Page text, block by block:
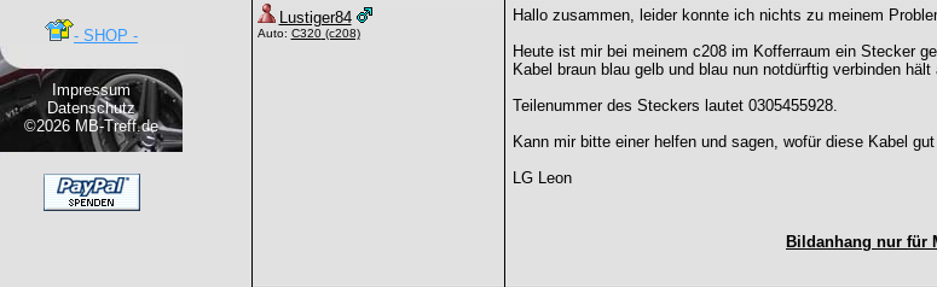
- SHOP -
Impressum
Datenschutz
©2026 MB-Treff.de
Lustiger84
Auto: C320(c208)
Hallo zusammen, leider konnte ich nichts zu meinem
Heute ist mir bei meinem c208 im Kofferraum ein Stecker
Kabel braun blau gelb und blau nun notdürftig verbinden hält
Teilenummer des Steckers lautet 0305455928.
Kann mir bitte einer helfen und sagen, wofür diese Kabel
LG Leon
Bildanhang nur für